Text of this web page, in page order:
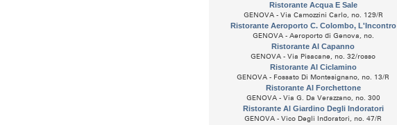
Ristorante Acqua E Sale
GENOVA - Via Camozzini Carlo, no. 129/R
Ristorante Aeroporto C. Colombo, L'Incontro
GENOVA - Aeroporto di Genova, no.
Ristorante Al Capanno
GENOVA - Via Pisacane, no. 32/rosso
Ristorante Al Ciclamino
GENOVA - Fossato Di Montesignano, no. 13/R
Ristorante Al Forchettone
GENOVA - Via G. Da Verazzano, no. 300
Ristorante Al Giardino Degli Indoratori
GENOVA - Vico Degli Indoratori, no. 47/R